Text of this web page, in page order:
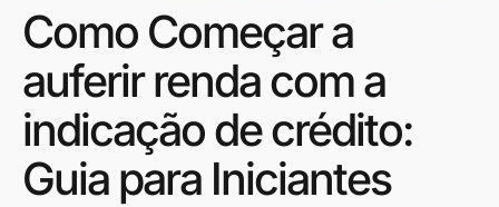
Como Começar a
auferir renda com a
indicação de crédito:
Guia para Iniciantes